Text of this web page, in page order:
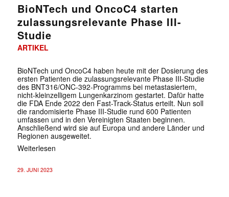
BioNTech und OncoC4 starten
zulassungsrelevante Phase III-
Studie
ARTIKEL
BioNTech und OncoC4 haben heute mit der Dosierung des
ersten Patienten die zulassungsrelevante Phase III-Studie
des BNT316/ONC-392-Programms bei metastasiertem,
nicht-kleinzelligem Lungenkarzinom gestartet. Dafür hatte
die FDA Ende 2022 den Fast-Track-Status erteilt. Nun soll
die randomisierte Phase III-Studie rund 600 Patienten
umfassen und in den Vereinigten Staaten beginnen.
Anschließend wird sie auf Europa und andere Länder und
Regionen ausgeweitet.
Weiterlesen
29. JUNI 2023